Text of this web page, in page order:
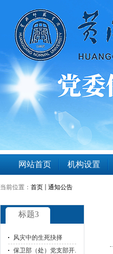
网站首页 机构设置
当前位置： 首页 通知公告
标题3